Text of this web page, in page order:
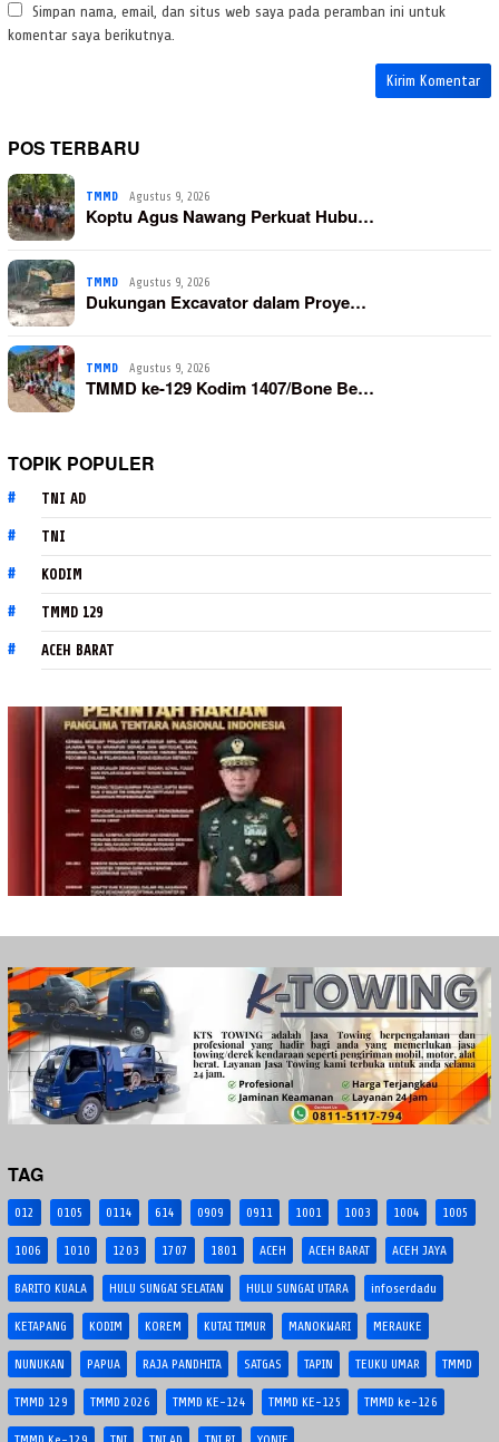
Simpan nama, email, dan situs web saya pada peramban ini untuk
komentar saya berikutnya.
POS TERBARU
TMMD Agustus 9, 2026
Koptu Agus Nawang Perkuat Hubu…
TMMD Agustus 9, 2026
Dukungan Excavator dalam Proye…
TMMD Agustus 9, 2026
TMMD ke-129 Kodim 1407/Bone Be…
TOPIK POPULER
TNI AD
TNI
KODIM
TMMD 129
ACEH BARAT
TAG
012 0105 0114 614 0909 0911 1001 1003 1004 1005
1006 1010 1203 1707 1801 ACEH ACEH BARAT ACEH JAYA
BARITO KUALA HULU SUNGAI SELATAN HULU SUNGAI UTARA infoserdadu
KETAPANG KODIM KOREM KUTAI TIMUR MANOKWARI MERAUKE
NUNUKAN PAPUA RAJA PANDHITA SATGAS TAPIN TEUKU UMAR TMMD
TMMD 129 TMMD 2026 TMMD KE-124 TMMD KE-125 TMMD ke-126